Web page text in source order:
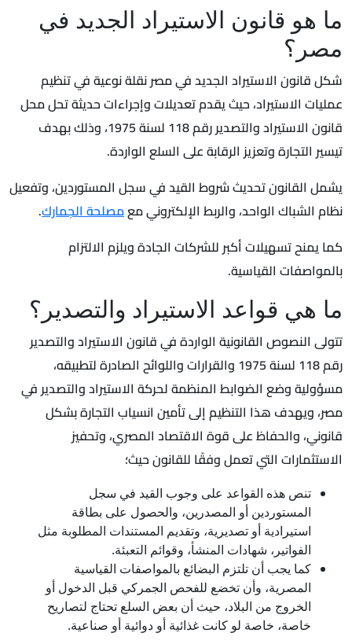
ما هو قانون الاستيراد الجديد في
مصر؟
شكل قانون الاستيراد الجديد في مصر نقلة نوعية في تنظيم
عمليات الاستيراد، حيث يقدم تعديلات وإجراءات حديثة تحل محل
قانون الاستيراد والتصدير رقم 118 لسنة 1975، وذلك بهدف
تيسير التجارة وتعزيز الرقابة على السلع الواردة.
يشمل القانون تحديث شروط القيد في سجل المستوردين، وتفعيل
نظام الشباك الواحد، والربط الإلكتروني معمصلحة الجمارك.
كما يمنح تسهيلات أكبر للشركات الجادة ويلزم الالتزام
بالمواصفات القياسية.
ما هي قواعد الاستيراد والتصدير؟
تتولى النصوص القانونية الواردة في قانون الاستيراد والتصدير
رقم 118 لسنة 1975 والقرارات واللوائح الصادرة لتطبيقه،
مسؤولية وضع الضوابط المنظمة لحركة الاستيراد والتصدير في
مصر، ويهدف هذا التنظيم إلى تأمين انسياب التجارة بشكل
قانوني، والحفاظ على قوة الاقتصاد المصري، وتحفيز
الاستثمارات التي تعمل وفقًا للقانون حيث؛
تنص هذه القواعد على وجوب القيد في سجل
المستوردين أو المصدرين، والحصول على بطاقة
استيرادية أو تصديرية، وتقديم المستندات المطلوبة مثل
الفواتير، شهادات المنشأ، وقوائم التعبئة.
كما يجب أن تلتزم البضائع بالمواصفات القياسية
المصرية، وأن تخضع للفحص الجمركي قبل الدخول أو
الخروج من البلاد، حيث أن بعض السلع تحتاج لتصاريح
خاصة، خاصة لو كانت غذائية أو دوائية أو صناعية.